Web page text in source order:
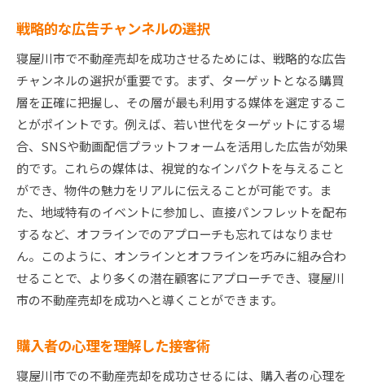
戦略的な広告チャンネルの選択
寝屋川市で不動産売却を成功させるためには、戦略的な広告
チャンネルの選択が重要です。まず、ターゲットとなる購買
層を正確に把握し、その層が最も利用する媒体を選定するこ
とがポイントです。例えば、若い世代をターゲットにする場
合、SNSや動画配信プラットフォームを活用した広告が効果
的です。これらの媒体は、視覚的なインパクトを与えること
ができ、物件の魅力をリアルに伝えることが可能です。ま
た、地域特有のイベントに参加し、直接パンフレットを配布
するなど、オフラインでのアプローチも忘れてはなりませ
ん。このように、オンラインとオフラインを巧みに組み合わ
せることで、より多くの潜在顧客にアプローチでき、寝屋川
市の不動産売却を成功へと導くことができます。
購入者の心理を理解した接客術
寝屋川市での不動産売却を成功させるには、購入者の心理を